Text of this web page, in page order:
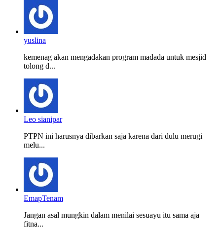
yuslina
kemenag akan mengadakan program madada untuk mesjid
tolong d...
Leo sianipar
PTPN ini harusnya dibarkan saja karena dari dulu merugi
melu...
EmapTenam
Jangan asal mungkin dalam menilai sesuayu itu sama aja
fitna...